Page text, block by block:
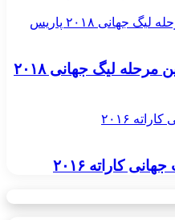
۲۰۱۸ پاریس
مسابقه بهمن عسگری در اولین مرحله لیگ جهانی ۲۰۱۸
۲۰۱۶
کاراته ۲۰۱۶